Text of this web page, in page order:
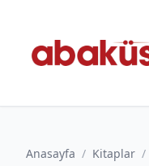
Anasayfa / Kitaplar /